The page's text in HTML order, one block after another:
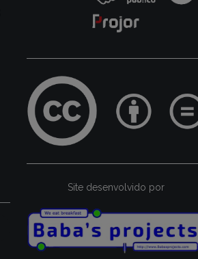
Site desenvolvido por